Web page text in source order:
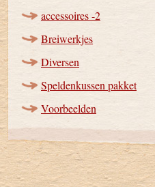
accessoires -2
Breiwerkjes
Diversen
Speldenkussen pakket
Voorbeelden